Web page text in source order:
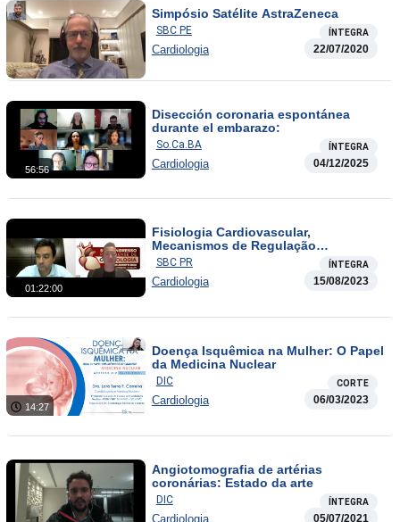
Simpósio Satélite AstraZeneca
SBC PE ÍNTEGRA
Cardiologia 22/07/2020
56:56
Disección coronaria espontánea
durante el embarazo:
So.Ca.BA ÍNTEGRA
Cardiologia 04/12/2025
01:22:00
Fisiologia Cardiovascular,
Mecanismos de Regulação
Pressórica, da Contração Ventricular e
Perfusão Tecidual
SBC PR ÍNTEGRA
Cardiologia 15/08/2023
14:27
Doença Isquêmica na Mulher: O Papel
da Medicina Nuclear
DIC CORTE
Cardiologia 06/03/2023
Angiotomografia de artérias
coronárias: Estado da arte
DIC ÍNTEGRA
Cardiologia 05/07/2021